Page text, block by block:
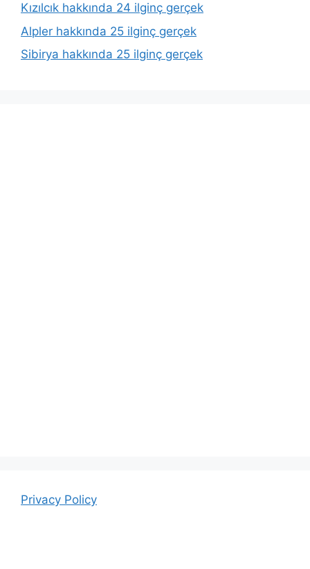
Kızılcık hakkında 24 ilginç gerçek
Alpler hakkında 25 ilginç gerçek
Sibirya hakkında 25 ilginç gerçek
Privacy Policy